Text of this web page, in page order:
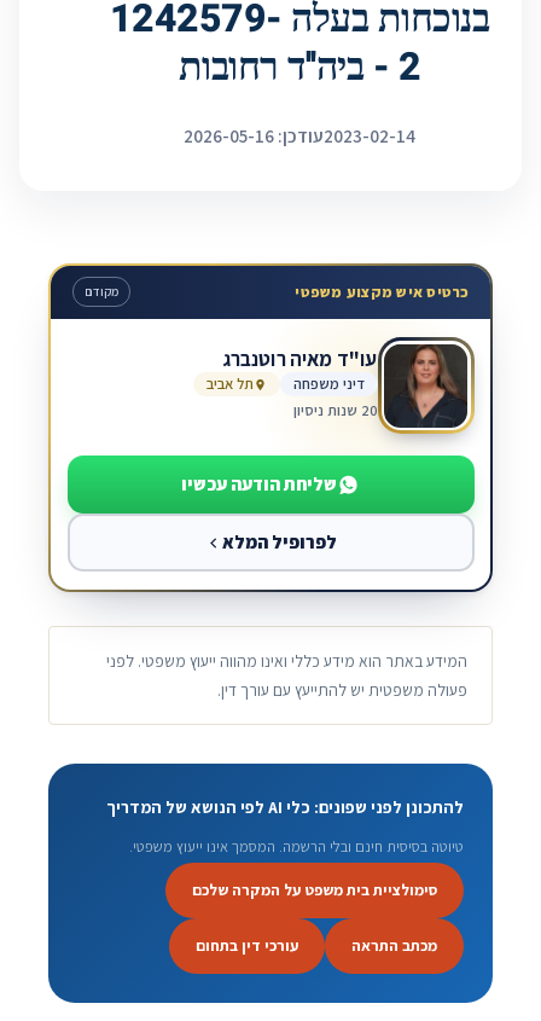
בנוכחות בעלה 1242579-
2 - ביה''ד רחובות
2023-02-14עודכן: 2026-05-16
כרטיס איש מקצוע משפטי מקודם
עו"ד מאיה רוטנברג
דיני משפחה
תל אביב
20 שנות ניסיון
שליחת הודעה עכשיו
לפרופיל המלא
המידע באתר הוא מידע כללי ואינו מהווה ייעוץ משפטי. לפני
פעולה משפטית יש להתייעץ עם עורך דין.
להתכונן לפני שפונים: כלי AI לפי הנושא של המדריך
טיוטה בסיסית חינם ובלי הרשמה. המסמך אינו ייעוץ משפטי.
סימולציית בית משפט על המקרה שלכם
מכתב התראה עורכי דין בתחום